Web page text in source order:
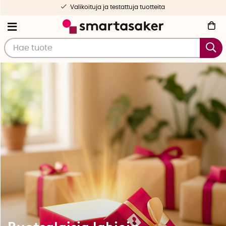
Ilmainen toimitus yli 50 € tilauksille